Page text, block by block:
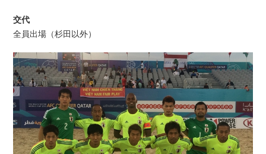
交代
全員出場（杉田以外）